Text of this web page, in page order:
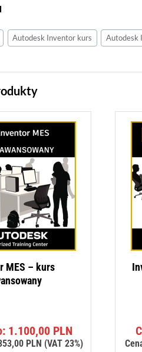
Autodesk Inventor kurs Autodesk
MES – kurs
1.100,00 PLN
PLN (VAT 23%)